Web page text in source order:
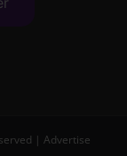
| Advertise